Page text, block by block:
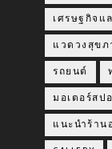
เศรษฐกิจแ
แวดวงสุขภ
รถยนต์
มอเตอร์สป
แนะนำร้าน